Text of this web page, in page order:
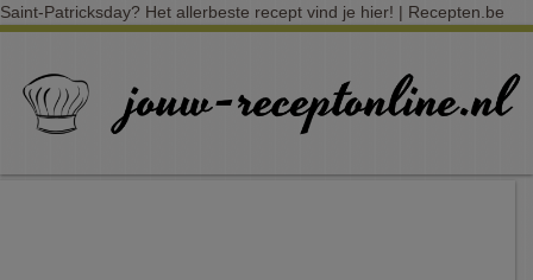
Saint-Patricksday? Het allerbeste recept vind je hier! | Recepten.be